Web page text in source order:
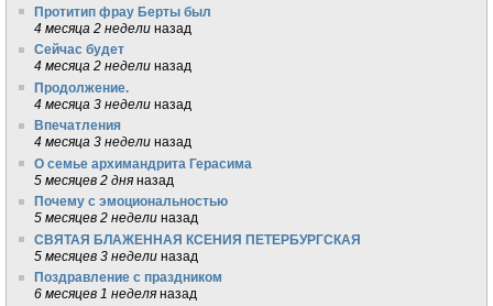
Протитип фрау Берты был
4 месяца 2 недели назад
Сейчас будет
4 месяца 2 недели назад
Продолжение.
4 месяца 3 недели назад
Впечатления
4 месяца 3 недели назад
О семье архимандрита Герасима
5 месяцев 2 дня назад
Почему с эмоциональностью
5 месяцев 2 недели назад
СВЯТАЯ БЛАЖЕННАЯ КСЕНИЯ ПЕТЕРБУРГСКАЯ
5 месяцев 3 недели назад
Поздравление с праздником
6 месяцев 1 неделя назад